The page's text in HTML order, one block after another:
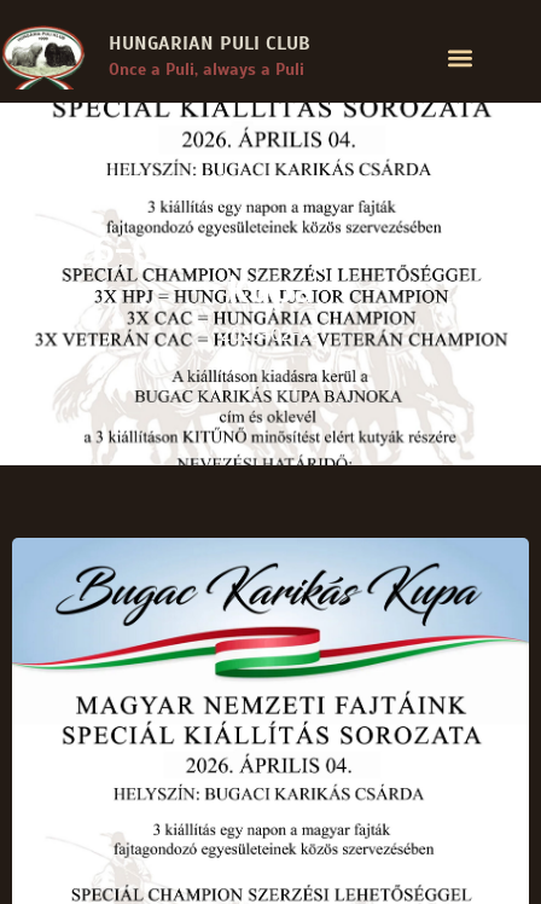
HUNGARIAN PULI CLUB
Once a Puli, always a Puli
2026-04-04. Bugac Karikás
Kupa
2026-02-28